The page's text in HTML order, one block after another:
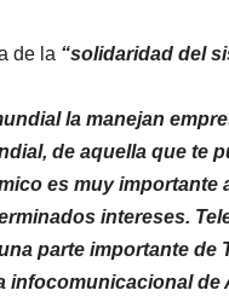
de la “solidaridad del
la manejan
de aquella que te
es muy importante
intereses.
parte importante de
infocomunicacional